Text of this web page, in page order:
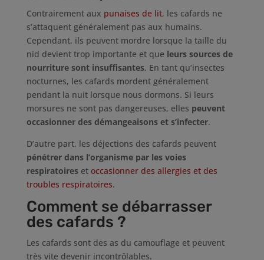
Contrairement aux punaises de lit, les cafards ne
s’attaquent généralement pas aux humains.
Cependant, ils peuvent mordre lorsque la taille du
nid devient trop importante et que leurs sources de
nourriture sont insuffisantes. En tant qu’insectes
nocturnes, les cafards mordent généralement
pendant la nuit lorsque nous dormons. Si leurs
morsures ne sont pas dangereuses, elles peuvent
occasionner des démangeaisons et s’infecter.
D’autre part, les déjections des cafards peuvent
pénétrer dans l’organisme par les voies
respiratoireset occasionner des allergies et des
troubles respiratoires.
Comment se débarrasser
des cafards ?
Les cafards sont des as du camouflage et peuvent
très vite devenir incontrôlables.